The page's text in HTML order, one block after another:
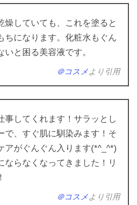
燥していても、これを塗ると
ちになります。化粧水もぐん
いと困る美容液です。
＠コスメ より引用
事してくれます！サラッとし
で、すぐ肌に馴染みます！そ
アがぐんぐん入ります(*^_^*)
ならなくなってきました！リ
＠コスメ より引用